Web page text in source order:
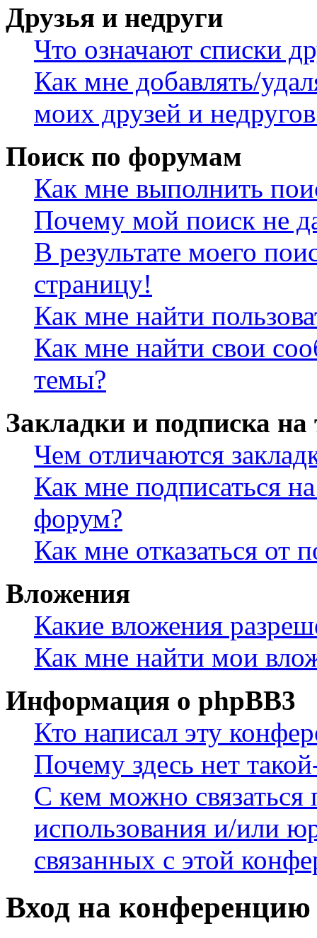
Друзья и недруги
Что означают списки
Как мне добавлять/
моих друзей и
Поиск по форумам
Как мне выполнить
Почему мой поиск не
В результате моего
страницу!
Как мне найти
Как мне найти свои
темы?
Закладки и подписка
Чем отличаются
Как мне подписаться
форум?
Как мне отказаться от
Вложения
Какие вложения
Как мне найти мои
Информация о phpBB3
Кто написал эту
Почему здесь нет
С кем можно связаться
использования и/или
связанных с этой
Вход на конференцию